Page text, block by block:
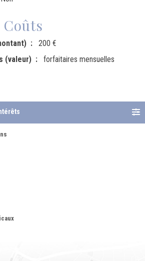
200 €
(valeur)
forfaitaires mensuelles